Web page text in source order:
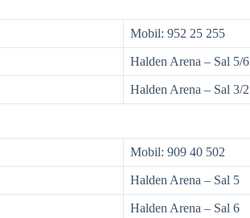
Mobil: 952 25 255
Halden Arena – Sal 5/6
Halden Arena – Sal 3/2
Mobil: 909 40 502
Halden Arena – Sal 5
Halden Arena – Sal 6